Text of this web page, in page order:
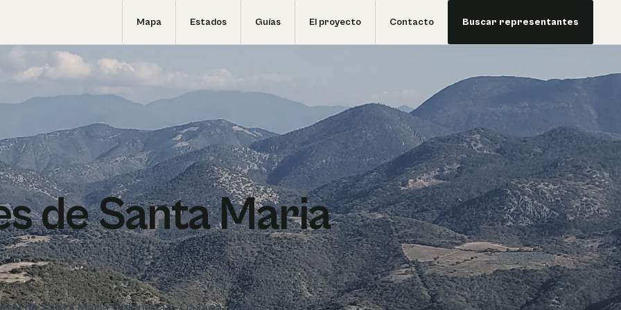
Mapa Estados Guías El proyecto Contacto Buscar representantes
de Santa Maria